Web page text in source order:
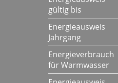
gültig bis
Energieausweis
Jahrgang
Energieverbrauch
für Warmwasser